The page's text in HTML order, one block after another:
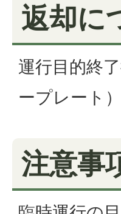
返却に
運行目的終
ープレート
注意事